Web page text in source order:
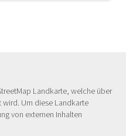
Landkarte, welche über
wird. Um diese Landkarte
von externen Inhalten